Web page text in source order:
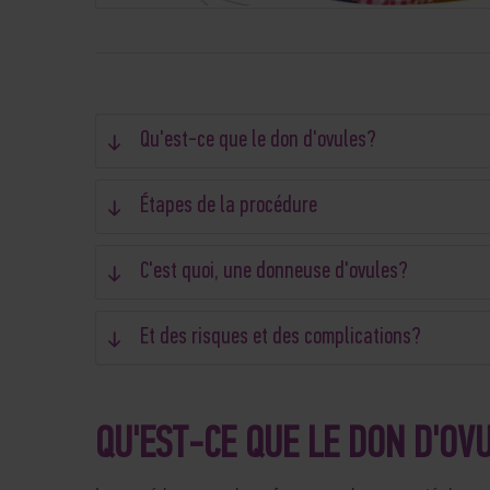
Qu'est-ce que le don d'ovules?
Étapes de la procédure
C'est quoi, une donneuse d'ovules?
Et des risques et des complications?
QU'EST-CE QUE LE DON